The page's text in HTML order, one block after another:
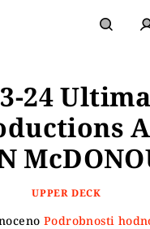
24
UPPER DECK
Podrobnosti